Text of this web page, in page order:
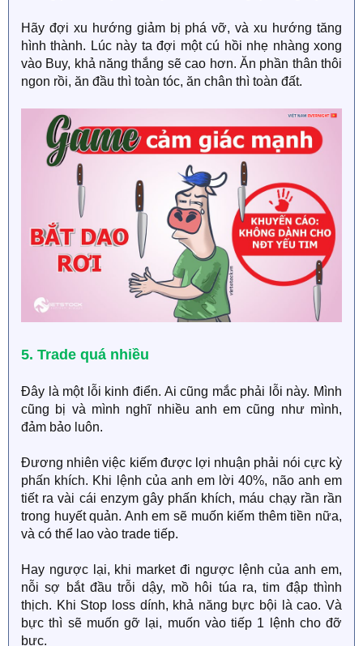
Hãy đợi xu hướng giảm bị phá vỡ, và xu hướng tăng
hình thành. Lúc này ta đợi một cú hồi nhẹ nhàng xong
vào Buy, khả năng thắng sẽ cao hơn. Ăn phần thân thôi
ngon rồi, ăn đầu thì toàn tóc, ăn chân thì toàn đất.
5. Trade quá nhiều
Đây là một lỗi kinh điển. Ai cũng mắc phải lỗi này. Mình
cũng bị và mình nghĩ nhiều anh em cũng như mình,
đảm bảo luôn.
Đương nhiên việc kiếm được lợi nhuận phải nói cực kỳ
phấn khích. Khi lệnh của anh em lời 40%, não anh em
tiết ra vài cái enzym gây phấn khích, máu chạy rần rần
trong huyết quản. Anh em sẽ muốn kiếm thêm tiền nữa,
và có thể lao vào trade tiếp.
Hay ngược lại, khi market đi ngược lệnh của anh em,
nỗi sợ bắt đầu trỗi dậy, mồ hôi túa ra, tim đập thình
thịch. Khi Stop loss dính, khả năng bực bội là cao. Và
bực thì sẽ muốn gỡ lại, muốn vào tiếp 1 lệnh cho đỡ
bực.